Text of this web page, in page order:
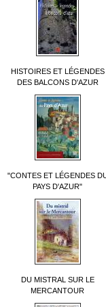
HISTOIRES ET LÉGENDES
DES BALCONS D'AZUR
"CONTES ET LÉGENDES
PAYS D'AZUR"
DU MISTRAL SUR LE
MERCANTOUR